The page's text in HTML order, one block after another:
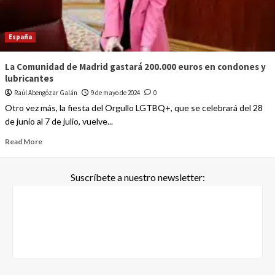
España
La Comunidad de Madrid gastará 200.000 euros en condones y
lubricantes
Raúl Abengózar Galán 9 de mayo de 2024 0
Otro vez más, la fiesta del Orgullo LGTBQ+, que se celebrará del 28
de junio al 7 de julio, vuelve...
Read More
Suscríbete a nuestro newsletter: